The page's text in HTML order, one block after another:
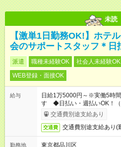
未読
【激単1日勤務OK!】ホテ
会のサポートスタッフ＊日
派遣 職種未経験OK 社会人未経験OK
WEB登録・面接OK
給与
日給1万5000円～※実働5時
す ◆日払い・週払いOK！（
異なります
交通費別途支給あり
交通費 交通費別途支給あり(
勤務地
東京都品川区